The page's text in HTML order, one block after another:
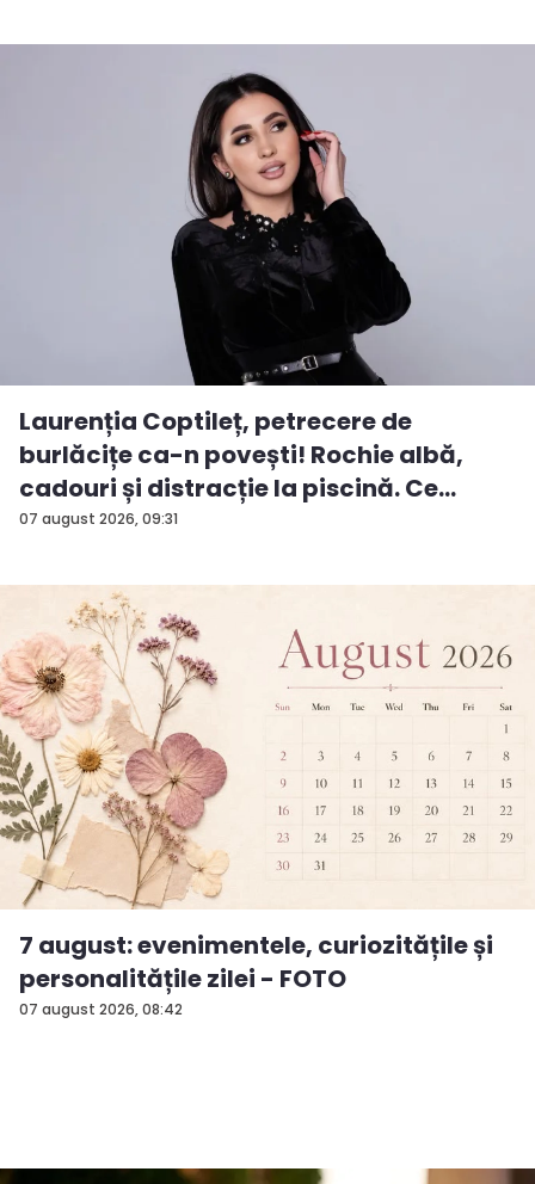
07 august 2026, 09:31
Laurenția Coptileț, petrecere de
burlăcițe ca-n povești! Rochie albă,
cadouri și distracție la piscină. Ce
surp...
07 august 2026, 08:42
7 august: evenimentele, curiozitățile și
personalitățile zilei - FOTO